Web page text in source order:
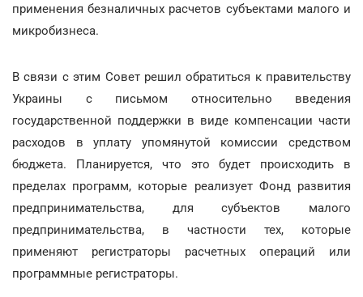
применения безналичных расчетов субъектами малого и
микробизнеса.
В связи с этим Совет решил обратиться к правительству
Украины с письмом относительно введения
государственной поддержки в виде компенсации части
расходов в уплату упомянутой комиссии средством
бюджета. Планируется, что это будет происходить в
пределах программ, которые реализует Фонд развития
предпринимательства, для субъектов малого
предпринимательства, в частности тех, которые
применяют регистраторы расчетных операций или
программные регистраторы.